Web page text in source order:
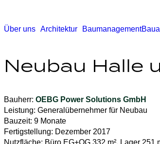
Über uns Architektur Baumanagement
Neubau Halle
Bauherr: OEBG Power Solutions GmbH
Leistung: Generalübernehmer für Neubau
Bauzeit: 9 Monate
Fertigstellung: Dezember 2017
Nutzfläche: Büro EG+OG 332 m², Lager